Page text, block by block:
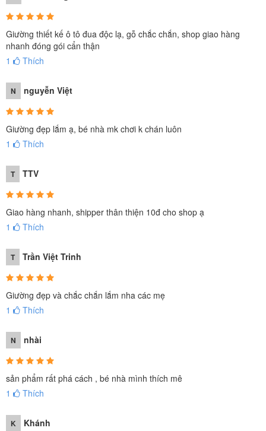
Giường thiết kế ô tô đua độc lạ, gỗ chắc chắn, shop giao hàng
nhanh đóng gói cẩn thận
1
Thích
N nguyễn Việt
Giường đẹp lắm ạ, bé nhà mk chơi k chán luôn
1
Thích
T TTV
Giao hàng nhanh, shipper thân thiện 10đ cho shop ạ
1
Thích
T Trần Việt Trinh
Giường đẹp và chắc chắn lắm nha các mẹ
1
Thích
N nhài
sản phẩm rất phá cách , bé nhà mình thích mê
1
Thích
K Khánh